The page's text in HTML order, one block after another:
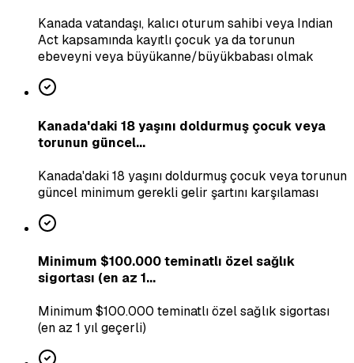
Kanada vatandaşı, kalıcı oturum sahibi veya Indian
Act kapsamında kayıtlı çocuk ya da torunun
ebeveyni veya büyükanne/büyükbabası olmak
Kanada'daki 18 yaşını doldurmuş çocuk veya
torunun güncel...
Kanada'daki 18 yaşını doldurmuş çocuk veya torunun
güncel minimum gerekli gelir şartını karşılaması
Minimum $100.000 teminatlı özel sağlık
sigortası (en az 1...
Minimum $100.000 teminatlı özel sağlık sigortası
(en az 1 yıl geçerli)